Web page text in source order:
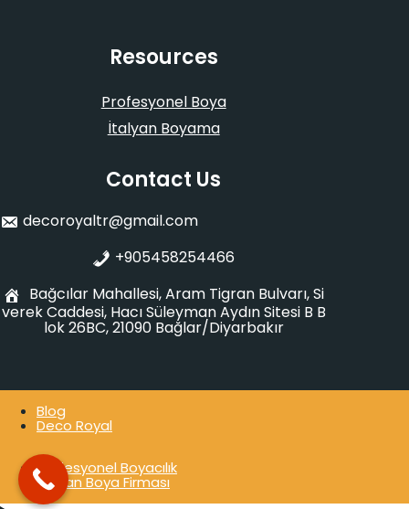
Resources
Profesyonel Boya
İtalyan Boyama
Contact Us
decoroyaltr@gmail.com
+905458254466
Bağcılar Mahallesi, Aram Tigran Bulvarı, Si
verek Caddesi, Hacı Süleyman Aydın Sitesi B B
lok 26BC, 21090 Bağlar/Diyarbakır
Blog
Deco Royal
Profesyonel Boyacılık
İtalyan Boya Firması